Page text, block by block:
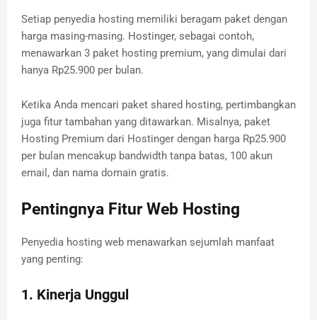
Setiap penyedia hosting memiliki beragam paket dengan
harga masing-masing. Hostinger, sebagai contoh,
menawarkan 3 paket hosting premium, yang dimulai dari
hanya Rp25.900 per bulan.
Ketika Anda mencari paket shared hosting, pertimbangkan
juga fitur tambahan yang ditawarkan. Misalnya, paket
Hosting Premium dari Hostinger dengan harga Rp25.900
per bulan mencakup bandwidth tanpa batas, 100 akun
email, dan nama domain gratis.
Pentingnya Fitur Web Hosting
Penyedia hosting web menawarkan sejumlah manfaat
yang penting:
1. Kinerja Unggul